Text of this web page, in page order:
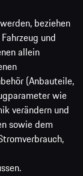
beziehen
und
allein
(Anbauteile,
wie
verändern und
sowie dem